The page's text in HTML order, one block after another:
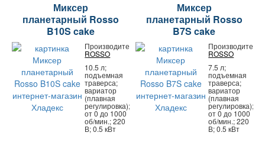
Миксер
планетарный Rosso
B10S cake
Производитель:
ROSSO
10.5 л;
подъемная
траверса;
вариатор
(плавная
регулировка);
от 0 до 1000
об/мин.; 220
В; 0.5 кВт
Миксер
планетарный Rosso
B7S cake
Производитель:
ROSSO
7.5 л;
подъемная
траверса;
вариатор
(плавная
регулировка);
от 0 до 1000
об/мин.; 220
В; 0.5 кВт